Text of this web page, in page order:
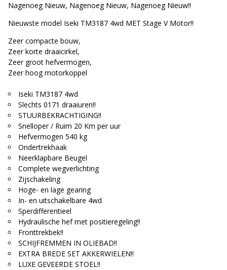
Nagenoeg Nieuw, Nagenoeg Nieuw, Nagenoeg Nieuw!!
Nieuwste model Iseki TM3187 4wd MET Stage V Motor!!
Zeer compacte bouw,
Zeer korte draaicirkel,
Zeer groot hefvermogen,
Zeer hoog motorkoppel
Iseki TM3187 4wd
Slechts 0171 draaiuren!!
STUURBEKRACHTIGING!!
Snelloper / Ruim 20 Km per uur
Hefvermogen 540 kg
Ondertrekhaak
Neerklapbare Beugel
Complete wegverlichting
Zijschakeling
Hoge- en lage gearing
In- en uitschakelbare 4wd
Sperdifferentieel
Hydraulische hef met positieregeling!!
Fronttrekbek!!
SCHIJFREMMEN IN OLIEBAD!!
EXTRA BREDE SET AKKERWIELEN!!
LUXE GEVEERDE STOEL!!